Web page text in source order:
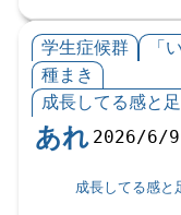
学生症候群
「
種まき
成長してる感と
あれ 2026/6/
成長してる感と